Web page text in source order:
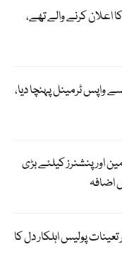
اعلان کرنے والے تھے،
واپس ٹرمینل پہنچا دیا،
اور پنشنرز کیلئے بڑی
اضافہ
پولیس اہلکار دل کا